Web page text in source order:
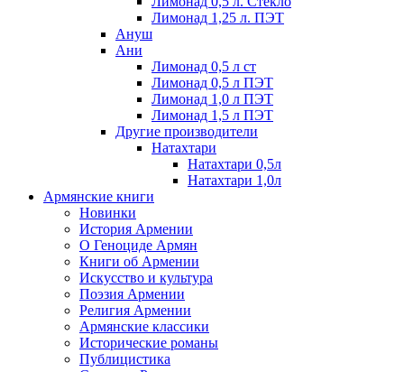
Лимонад 1,25 л. ПЭТ
Ануш
Ани
Лимонад 0,5 л ст
Лимонад 0,5 л ПЭТ
Лимонад 1,0 л ПЭТ
Лимонад 1,5 л ПЭТ
Другие производители
Натахтари
Натахтари 0,5л
Натахтари 1,0л
Армянские книги
Новинки
История Армении
О Геноциде Армян
Книги об Армении
Иcкусство и культура
Поэзия Армении
Религия Армении
Армянские классики
Исторические романы
Публицистика